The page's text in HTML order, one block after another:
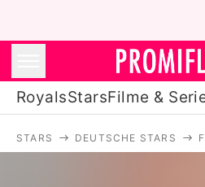
RoyalsStarsFilme &
STARS DEUTSCHE STARS